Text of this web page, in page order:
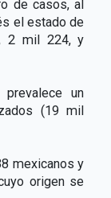
de casos, al
el estado de
2 mil 224, y
un
(19 mil
mexicanos y
origen se